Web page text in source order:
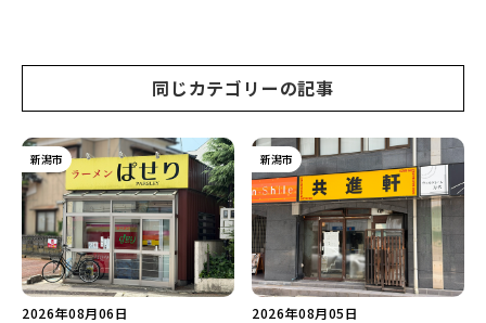
同じカテゴリーの記事
新潟市
2026年08月06日
新潟市
2026年08月05日